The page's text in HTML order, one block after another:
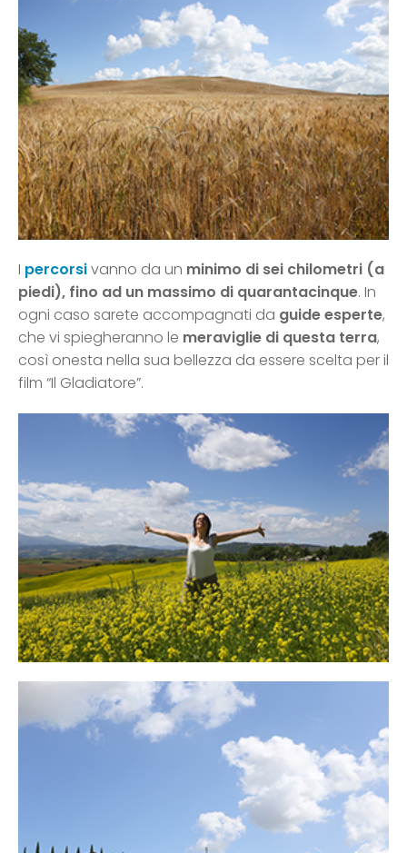
I percorsivanno da un minimo di sei chilometri (a
piedi), fino ad un massimo di quarantacinque. In
ogni caso sarete accompagnati da guide esperte,
che vi spiegheranno le meraviglie di questa terra,
così onesta nella sua bellezza da essere scelta per il
film “Il Gladiatore”.